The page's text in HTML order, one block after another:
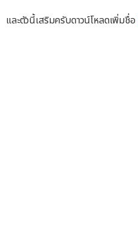
และตัวนี้เสริมครับดาวน์โหลดเพิ่มชื่อ